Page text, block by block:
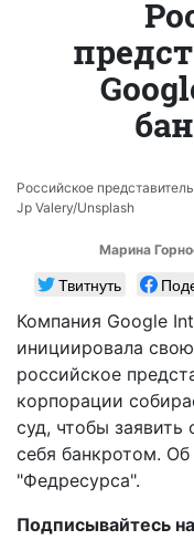
Российское
Jp Valery/Unsplash
Марина
Твитнуть
Компания Google
инициировала
российское
корпорации
суд, чтобы
себя банкротом.
"Федресурса".
Подписывайтесь на